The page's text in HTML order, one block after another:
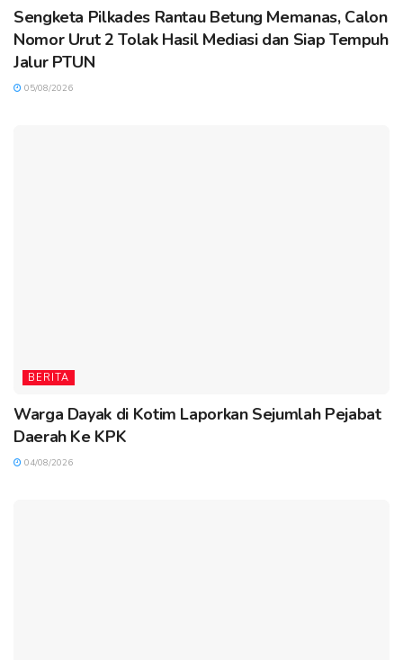
Sengketa Pilkades Rantau Betung Memanas, Calon
Nomor Urut 2 Tolak Hasil Mediasi dan Siap Tempuh
Jalur PTUN
05/08/2026
BERITA
Warga Dayak di Kotim Laporkan Sejumlah Pejabat
Daerah Ke KPK
04/08/2026